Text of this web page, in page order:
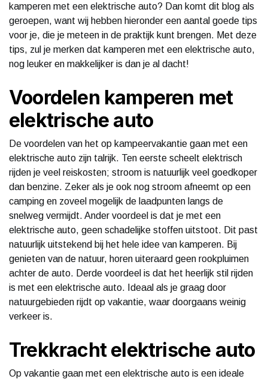
kamperen met een elektrische auto? Dan komt dit blog als
geroepen, want wij hebben hieronder een aantal goede tips
voor je, die je meteen in de praktijk kunt brengen. Met deze
tips, zul je merken dat kamperen met een elektrische auto,
nog leuker en makkelijker is dan je al dacht!
Voordelen kamperen met
elektrische auto
De voordelen van het op kampeervakantie gaan met een
elektrische auto zijn talrijk. Ten eerste scheelt elektrisch
rijden je veel reiskosten; stroom is natuurlijk veel goedkoper
dan benzine. Zeker als je ook nog stroom afneemt op een
camping en zoveel mogelijk de laadpunten langs de
snelweg vermijdt. Ander voordeel is dat je met een
elektrische auto, geen schadelijke stoffen uitstoot. Dit past
natuurlijk uitstekend bij het hele idee van kamperen. Bij
genieten van de natuur, horen uiteraard geen rookpluimen
achter de auto. Derde voordeel is dat het heerlijk stil rijden
is met een elektrische auto. Ideaal als je graag door
natuurgebieden rijdt op vakantie, waar doorgaans weinig
verkeer is.
Trekkracht elektrische auto
Op vakantie gaan met een elektrische auto is een ideale